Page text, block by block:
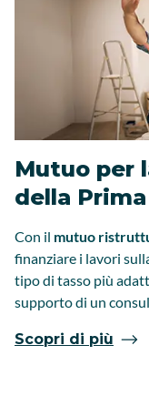
Mutuo per
della
Con il mutuo
finanziare i lavori
tipo di tasso più
supporto di un
Scopri di più